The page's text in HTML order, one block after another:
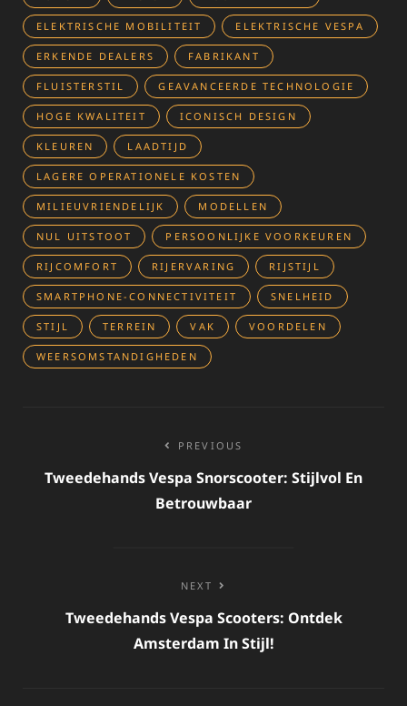
ELEKTRISCHE MOBILITEIT ELEKTRISCHE VESPA
ERKENDE DEALERS FABRIKANT
FLUISTERSTIL GEAVANCEERDE TECHNOLOGIE
HOGE KWALITEIT ICONISCH DESIGN
KLEUREN LAADTIJD
LAGERE OPERATIONELE KOSTEN
MILIEUVRIENDELIJK MODELLEN
NUL UITSTOOT PERSOONLIJKE VOORKEUREN
RIJCOMFORT RIJERVARING RIJSTIJL
SMARTPHONE-CONNECTIVITEIT SNELHEID
STIJL TERREIN VAK VOORDELEN
WEERSOMSTANDIGHEDEN
navigatie
PREVIOUS
Tweedehands Vespa Snorscooter: Stijlvol En
Betrouwbaar
NEXT
Tweedehands Vespa Scooters: Ontdek
Amsterdam In Stijl!